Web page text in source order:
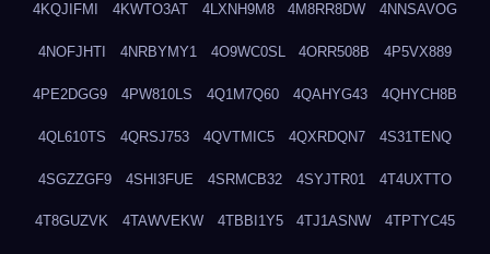
4KQJIFMI 4KWTO3AT 4LXNH9M8 4M8RR8DW 4NNSAVOG
4NOFJHTI 4NRBYMY1 4O9WC0SL 4ORR508B 4P5VX889
4PE2DGG9 4PW810LS 4Q1M7Q60 4QAHYG43 4QHYCH8B
4QL610TS 4QRSJ753 4QVTMIC5 4QXRDQN7 4S31TENQ
4SGZZGF9 4SHI3FUE 4SRMCB32 4SYJTR01 4T4UXTTO
4T8GUZVK 4TAWVEKW 4TBBI1Y5 4TJ1ASNW 4TPTYC45